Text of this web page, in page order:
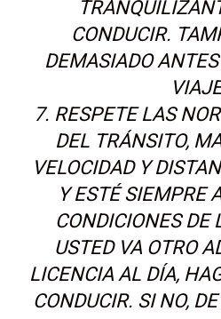
CONDUCIR.
DEMASIADO
7. RESPETE LAS
DEL TRÁNSITO,
VELOCIDAD Y
Y ESTÉ SIEMPRE
CONDICIONES DE
USTED VA OTRO
LICENCIA AL DÍA,
CONDUCIR. SI NO,